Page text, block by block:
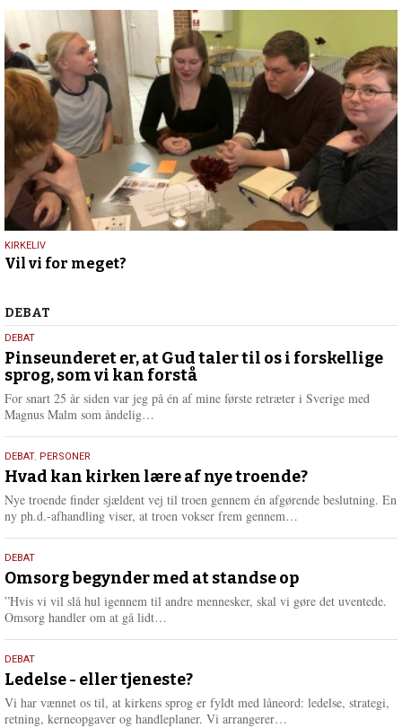
27.
februar
KIRKELIV
Vil vi for meget?
Debat
DEBAT
5.
august
2026
DEBAT
Pinseunderet er, at Gud taler til os i forskellige
sprog, som vi kan forstå
For snart 25 år siden var jeg på én af mine første retræter i Sverige med
Magnus Malm som åndelig…
e
r
e
25.
juli
2026
DEBAT, PERSONER
Hvad kan kirken lære af nye troende?
Nye troende finder sjældent vej til troen gennem én afgørende beslutning. En
ny ph.d.-afhandling viser, at troen vokser frem gennem…
e
r
e
9.
juli
2026
DEBAT
Omsorg begynder med at standse op
”Hvis vi vil slå hul igennem til andre mennesker, skal vi gøre det uventede.
Omsorg handler om at gå lidt…
e
r
e
10.
juni
2026
DEBAT
Ledelse - eller tjeneste?
Vi har vænnet os til, at kirkens sprog er fyldt med låneord: ledelse, strategi,
retning, kerneopgaver og handleplaner. Vi arrangerer…